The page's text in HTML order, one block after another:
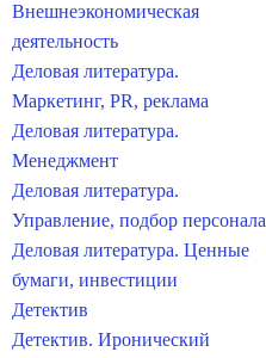
Внешнеэкономическая
деятельность
Деловая литература.
Маркетинг, PR, реклама
Деловая литература.
Менеджмент
Деловая литература.
Управление, подбор персонала
Деловая литература. Ценные
бумаги, инвестиции
Детектив
Детектив. Иронический